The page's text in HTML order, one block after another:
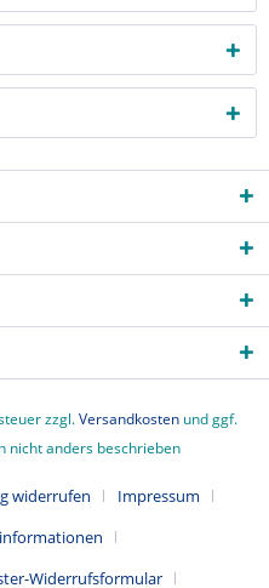
zzgl.Versandkosten und ggf.
nicht anders beschrieben
widerrufen
Impressum
Widerrufsformular